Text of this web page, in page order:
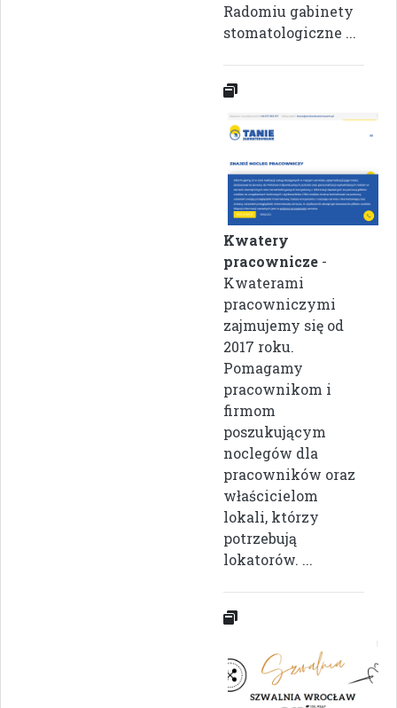
Radomiu gabinety
stomatologiczne ...
Kwatery
pracownicze -
Kwaterami
pracowniczymi
zajmujemy się od
2017 roku.
Pomagamy
pracownikom i
firmom
poszukującym
noclegów dla
pracowników oraz
właścicielom
lokali, którzy
potrzebują
lokatorów. ...